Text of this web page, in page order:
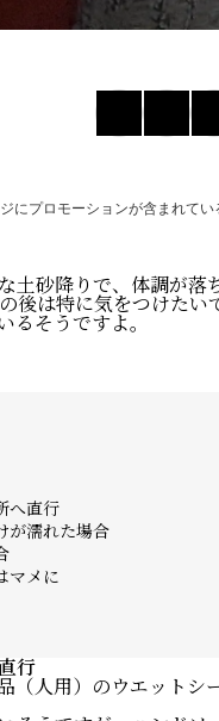
にプロモーションが含まれて
土砂降りで、体調が
後は特に気をつけた
るそうですよ。
へ直行
が濡れた場合
マメに
行
（人用）のウエット